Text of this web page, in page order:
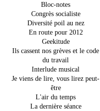
Bloc-notes
Congrès socialiste
Diversité poil au nez
En route pour 2012
Geekitude
Ils cassent nos grèves et le code
du travail
Interlude musical
Je viens de lire, vous lirez peut-
être
L'air du temps
La dernière séance